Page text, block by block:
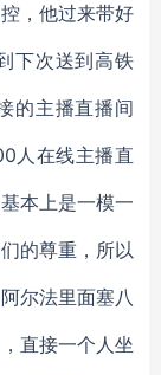
，他过来带好
下次送到高铁
的主播直播间
人在线主播直
本上是一模一
的尊重，所以
尔法里面塞八
直接一个人坐